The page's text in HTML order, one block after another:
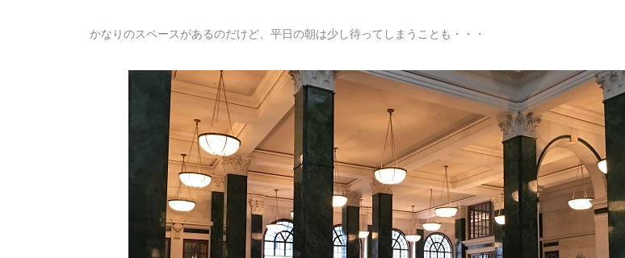
かなりのスペースがあるのだけど、平日の朝は少し待ってしまうことも・・・